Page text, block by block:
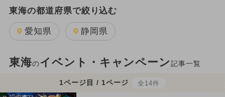
東海の都道府県で絞り込む
愛知県 静岡県
東海のイベント・キャンペーン記事一覧
1ページ目 / 1ページ 全14件